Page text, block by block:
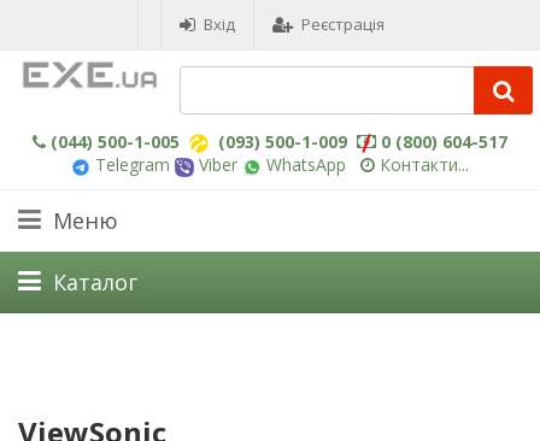
Вхід Реєстрація
(044) 500-1-005 (093) 500-1-009
0 (800) 604-517
Telegram
Viber WhatsApp Контакти...
Меню
Каталог
ViewSonic